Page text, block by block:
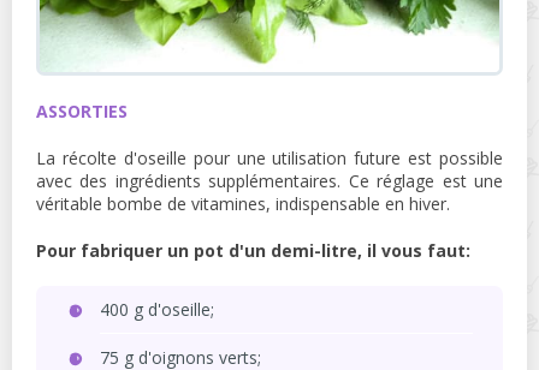
ASSORTIES
La récolte d'oseille pour une utilisation future est possible
avec des ingrédients supplémentaires. Ce réglage est une
véritable bombe de vitamines, indispensable en hiver.
Pour fabriquer un pot d'un demi-litre, il vous faut:
400 g d'oseille;
75 g d'oignons verts;